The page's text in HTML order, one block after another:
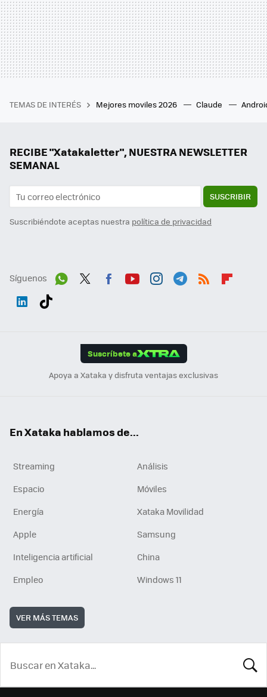
TEMAS DE INTERÉS Mejores moviles 2026 Claude
RECIBE "Xatakaletter", NUESTRA NEWSLETTER
SEMANAL
SUSCRIBIR
Suscribiéndote aceptas nuestra política de privacidad
Síguenos
Suscríbete a
Apoya a Xataka y disfruta ventajas exclusivas
En Xataka hablamos de...
Streaming
Análisis
Espacio
Móviles
Energía
Xataka Movilidad
Apple
Samsung
Inteligencia artificial
China
Empleo
Windows 11
VER MÁS TEMAS